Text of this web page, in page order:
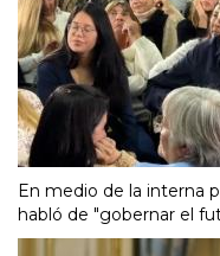
En medio de la interna
habló de "gobernar el